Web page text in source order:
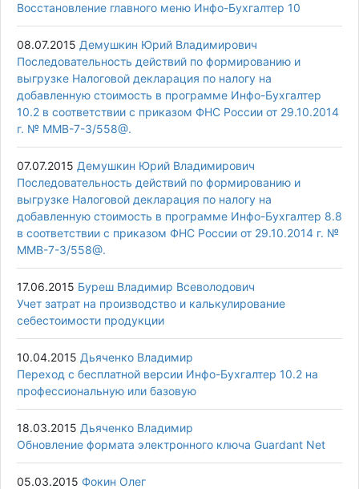
Восстановление главного меню Инфо-Бухгалтер 10
08.07.2015 Демушкин Юрий Владимирович
Последовательность действий по формированию и
выгрузке Налоговой декларация по налогу на
добавленную стоимость в программе Инфо-Бухгалтер
10.2 в соответствии с приказом ФНС России от 29.10.2014
г. № ММВ-7-3/558@.
07.07.2015 Демушкин Юрий Владимирович
Последовательность действий по формированию и
выгрузке Налоговой декларация по налогу на
добавленную стоимость в программе Инфо-Бухгалтер 8.8
в соответствии с приказом ФНС России от 29.10.2014 г. №
ММВ-7-3/558@.
17.06.2015 Буреш Владимир Всеволодович
Учет затрат на производство и калькулирование
себестоимости продукции
10.04.2015 Дьяченко Владимир
Переход с бесплатной версии Инфо-Бухгалтер 10.2 на
профессиональную или базовую
18.03.2015 Дьяченко Владимир
Обновление формата электронного ключа Guardant Net
05.03.2015 Фокин Олег